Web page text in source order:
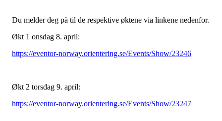
Du melder deg på til de respektive øktene via linkene nedenfor.
Økt 1 onsdag 8. april:
https://eventor-norway.orientering.se/Events/Show/23246
Økt 2 torsdag 9. april:
https://eventor-norway.orientering.se/Events/Show/23247